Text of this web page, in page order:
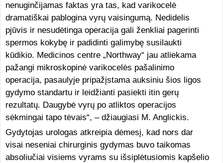
nenuginčijamas faktas yra tas, kad varikocelė
dramatiškai pablogina vyrų vaisingumą. Nedidelis
pjūvis ir nesudėtinga operacija gali ženkliai pagerinti
spermos kokybę ir padidinti galimybę susilaukti
kūdikio. Medicinos centre „Northway“ jau atliekama
pažangi mikroskopinė varikocelės pašalinimo
operacija, pasaulyje pripažįstama auksiniu šios ligos
gydymo standartu ir leidžianti pasiekti itin gerų
rezultatų. Daugybė vyrų po atliktos operacijos
sėkmingai tapo tėvais“, – džiaugiasi M. Anglickis.
Gydytojas urologas atkreipia dėmesį, kad nors dar
visai neseniai chirurginis gydymas buvo taikomas
absoliučiai visiems vyrams su išsiplėtusiomis kapšelio